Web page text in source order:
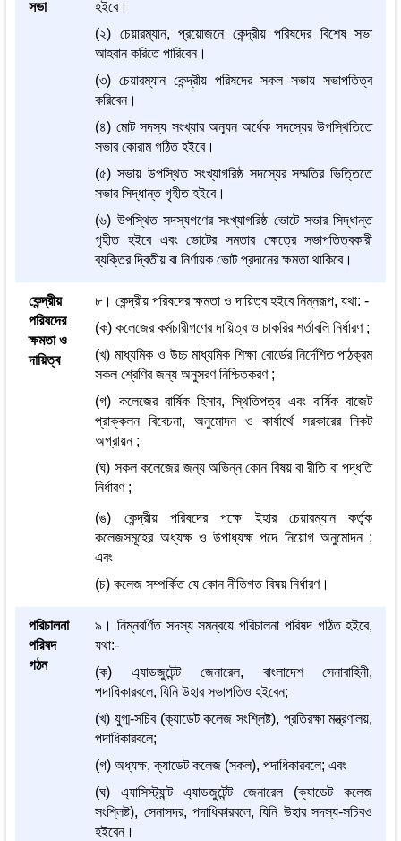
সভা
হইবে।
(২) চেয়ারম্যান, প্রয়োজনে কেন্দ্রীয় পরিষদের বিশেষ সভা
আহবান করিতে পারিবেন।
(৩) চেয়ারম্যান কেন্দ্রীয় পরিষদের সকল সভায় সভাপতিত্ব
করিবেন।
(৪) মোট সদস্য সংখ্যার অন্যূন অর্ধেক সদস্যের উপস্থিতিতে
সভার কোরাম গঠিত হইবে।
(৫) সভায় উপস্থিত সংখ্যাগরিষ্ঠ সদস্যের সম্মতির ভিত্তিতে
সভার সিদ্ধান্ত গৃহীত হইবে।
(৬) উপস্থিত সদস্যগণের সংখ্যাগরিষ্ঠ ভোটে সভার সিদ্ধান্ত
গৃহীত হইবে এবং ভোটের সমতার ক্ষেত্রে সভাপতিত্বকারী
ব্যক্তির দ্বিতীয় বা নির্ণায়ক ভোট প্রদানের ক্ষমতা থাকিবে।
কেন্দ্রীয়
পরিষদের
ক্ষমতা ও
দায়িত্ব
৮। কেন্দ্রীয় পরিষদের ক্ষমতা ও দায়িত্ব হইবে নিম্নরূপ, যথা: -
(ক) কলেজের কর্মচারীগণের দায়িত্ব ও চাকরির শর্তাবলি নির্ধারণ ;
(খ) মাধ্যমিক ও উচ্চ মাধ্যমিক শিক্ষা বোর্ডের নির্দেশিত পাঠক্রম
সকল শ্রেণির জন্য অনুসরণ নিশ্চিতকরণ ;
(গ) কলেজের বার্ষিক হিসাব, স্থিতিপত্র এবং বার্ষিক বাজেট
প্রাক্কলন বিবেচনা, অনুমোদন ও কার্যার্থে সরকারের নিকট
অগ্রায়ন ;
(ঘ) সকল কলেজের জন্য অভিন্ন কোন বিষয় বা রীতি বা পদ্ধতি
নির্ধারণ ;
(ঙ) কেন্দ্রীয় পরিষদের পক্ষে ইহার চেয়ারম্যান কর্তৃক
কলেজসমূহের অধ্যক্ষ ও উপাধ্যক্ষ পদে নিয়োগ অনুমোদন ;
এবং
(চ) কলেজ সম্পর্কিত যে কোন নীতিগত বিষয় নির্ধারণ।
পরিচালনা
পরিষদ
গঠন
৯। নিম্নবর্ণিত সদস্য সমন্বয়ে পরিচালনা পরিষদ গঠিত হইবে,
যথা:-
(ক) এ্যাডজুটেন্ট জেনারেল, বাংলাদেশ সেনাবাহিনী,
পদাধিকারবলে, যিনি উহার সভাপতিও হইবেন;
(খ) যুগ্ম-সচিব (ক্যাডেট কলেজ সংশ্লিষ্ট), প্রতিরক্ষা মন্ত্রণালয়,
পদাধিকারবলে;
(গ) অধ্যক্ষ, ক্যাডেট কলেজ (সকল), পদাধিকারবলে; এবং
(ঘ) এ্যাসিস্ট্যান্ট এ্যাডজুটেন্ট জেনারেল (ক্যাডেট কলেজ
সংশ্লিষ্ট), সেনাসদর, পদাধিকারবলে, যিনি উহার সদস্য-সচিবও
হইবেন।